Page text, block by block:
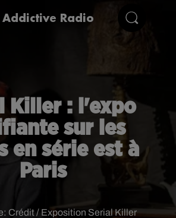
Addictive Radio
Killer : l'expo
sur les
en série est à
Paris
Crédit / Exposition Serial Killer